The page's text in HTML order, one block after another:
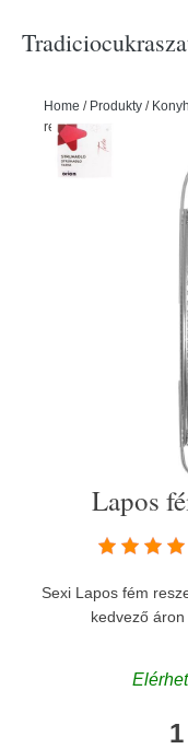
Home / Produkty /
reszelő - ORION
Lapos
Sexi Lapos fém
kedvező áron